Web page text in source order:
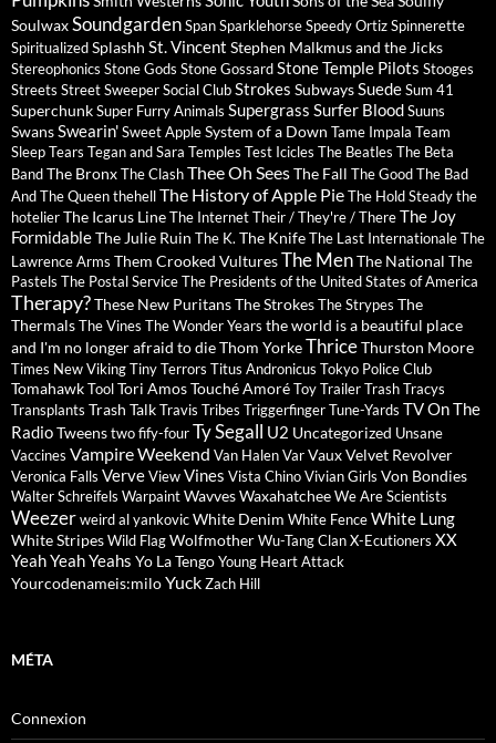
SoulwaxSoundgardenSpanSparklehorseSpeedy OrtizSpinnerette
SpiritualizedSplashh St. Vincent Stephen Malkmus and the Jicks
Stereophonics Stone Gods Stone GossardStone Temple Pilots Stooges
Streets Street Sweeper Social ClubStrokes SubwaysSuedeSum 41
SuperchunkSuper Furry Animals Supergrass Surfer BloodSuuns
SwansSwearin'Sweet AppleSystem of a Down Tame Impala Team
SleepTears Tegan and Sara Temples Test Icicles The Beatles The Beta
BandThe BronxThe ClashThee Oh SeesThe Fall The Good The Bad
And The QueenthehellThe History of Apple PieThe Hold Steadythe
hotelierThe Icarus LineThe InternetTheir / They're / ThereThe Joy
FormidableThe Julie Ruin The K. The KnifeThe Last InternationaleThe
Lawrence Arms Them Crooked VulturesThe MenThe National The
Pastels The Postal ServiceThe Presidents of the United States of America
Therapy?These New PuritansThe StrokesThe Strypes The
ThermalsThe Vines The Wonder Years the world is a beautiful place
and I'm no longer afraid to dieThom YorkeThriceThurston Moore
Times New VikingTiny Terrors Titus Andronicus Tokyo Police Club
TomahawkToolTori AmosTouché AmoréToyTrailer Trash Tracys
Transplants Trash TalkTravis Tribes TriggerfingerTune-Yards TV On The
RadioTweenstwo fify-fourTy Segall U2 Uncategorized Unsane
Vaccines Vampire Weekend Van HalenVarVauxVelvet Revolver
Veronica Falls VerveViewVines Vista ChinoVivian Girls Von Bondies
Walter Schreifels WarpaintWavvesWaxahatcheeWe Are Scientists
Weezerweird al yankovicWhite Denim White FenceWhite Lung
White StripesWild FlagWolfmotherWu-Tang ClanX-Ecutioners XX
Yeah Yeah Yeahs Yo La TengoYoung Heart Attack
Yourcodenameis:miloYuckZach Hill
MÉTA
Connexion